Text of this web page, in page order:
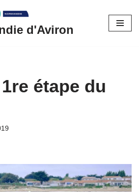
d'Aviron
étape du